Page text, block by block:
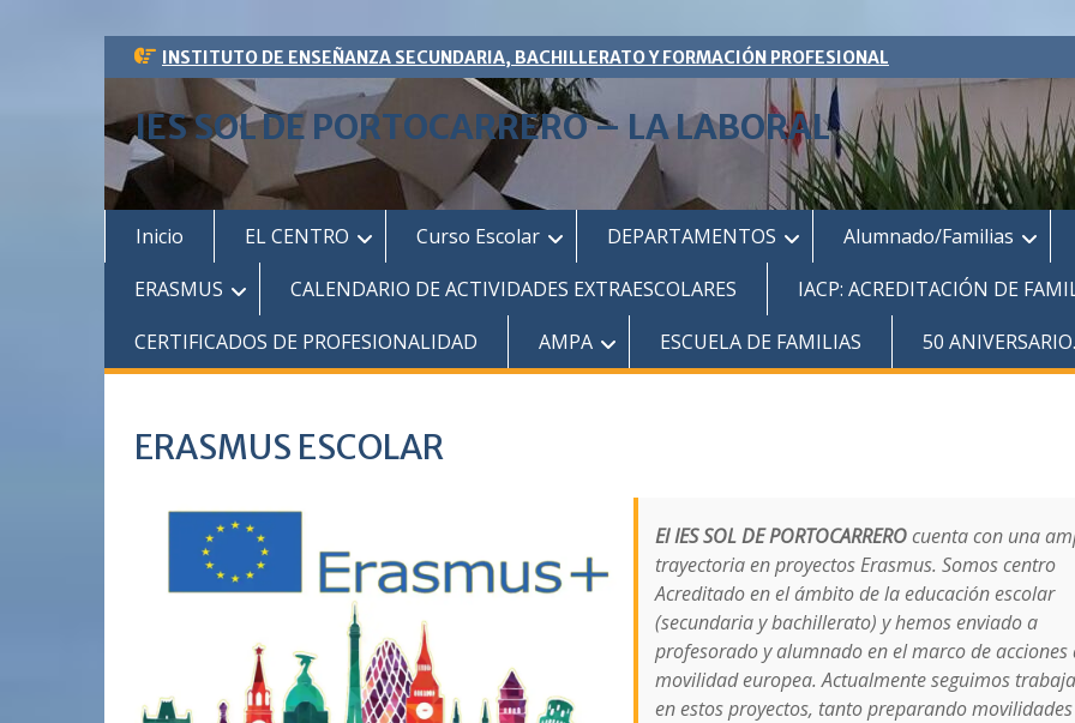
Saltar
al
contenido
INSTITUTO DE ENSEÑANZA SECUNDARIA, BACHILLERATO Y FORMACIÓN PROFESIONAL
IES SOL DE PORTOCARRERO – LA LABORAL
Inicio EL CENTRO Curso Escolar DEPARTAMENTOS
Alumnado/Familias
ERASMUS
CALENDARIO DE ACTIVIDADES EXTRAESCOLARES
IACP: ACREDITACIÓN DE
CERTIFICADOS DE PROFESIONALIDAD
AMPA ESCUELA DE FAMILIAS 50
ERASMUS ESCOLAR
El IES SOL DE PORTOCARREROcuenta con una
trayectoria en proyectos Erasmus. Somos centro
Acreditado en el ámbito de la educación escolar
(secundaria y bachillerato) y hemos enviado a
profesorado y alumnado en el marco de acciones
movilidad europea. Actualmente seguimos
en estos proyectos, tanto preparando